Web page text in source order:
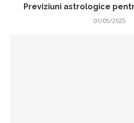
Previziuni astrologice
01/05/2025